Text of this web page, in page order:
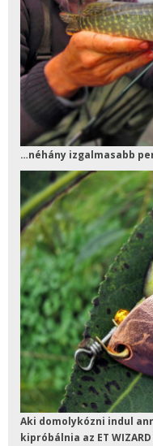
…néhány izgalmasabb
Aki domolykózni indul
kipróbálnia az ET WIZARD